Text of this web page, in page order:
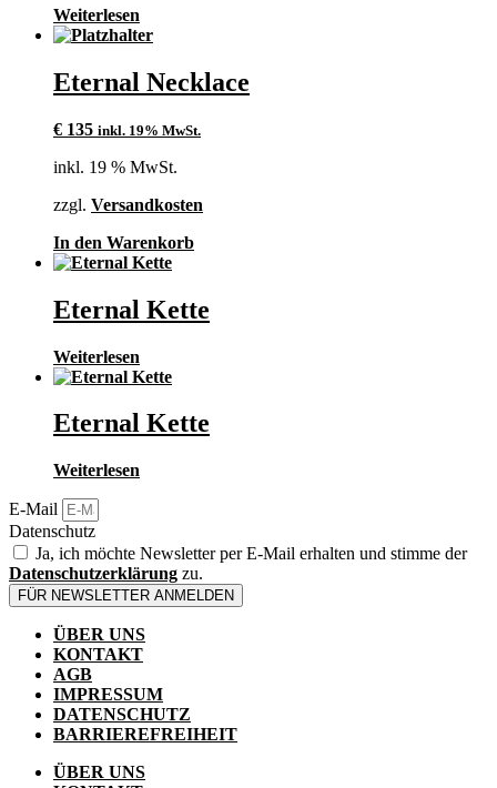
Weiterlesen
Eternal Necklace
€ 135 inkl. 19% MwSt.
inkl. 19 % MwSt.
zzgl. Versandkosten
In den Warenkorb
Eternal Kette
Weiterlesen
Eternal Kette
Weiterlesen
E-Mail
Datenschutz
Ja, ich möchte Newsletter per E-Mail erhalten und stimme der
Datenschutzerklärung zu.
FÜR NEWSLETTER ANMELDEN
ÜBER UNS
KONTAKT
AGB
IMPRESSUM
DATENSCHUTZ
BARRIEREFREIHEIT
ÜBER UNS